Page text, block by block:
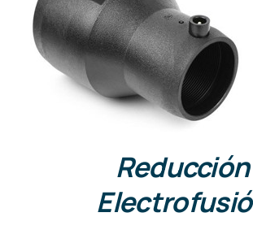
DETALLES
Reducción